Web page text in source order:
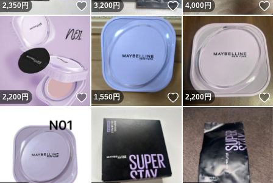
2,350円 いいね！
3,200円 いいね！
4,000円
2,200円 いいね！
1,550円 いいね！
2,200円